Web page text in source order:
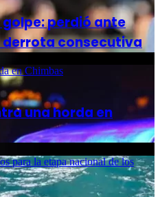
perdió ante
derrota consecutiva
en Chimbas
una horda en
para la etapa nacional de los